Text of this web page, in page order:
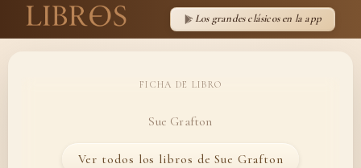
Los grandes clásicos en la app
FICHA DE LIBRO
Sue Grafton
Ver todos los libros de Sue Grafton